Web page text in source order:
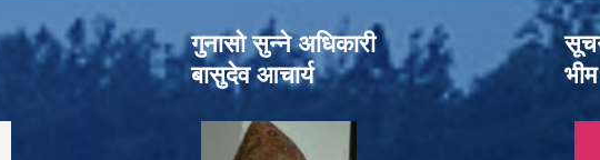
गुनासो सुन्‍ने अधिकारी
बासुदेव आचार्य